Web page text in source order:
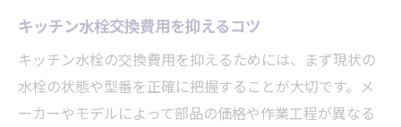
キッチン水栓交換費用を抑えるコツ
キッチン水栓の交換費用を抑えるためには、まず現状の
水栓の状態や型番を正確に把握することが大切です。メ
ーカーやモデルによって部品の価格や作業工程が異なる